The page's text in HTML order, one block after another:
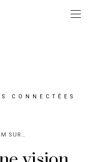
CONNECTÉES
SUR…